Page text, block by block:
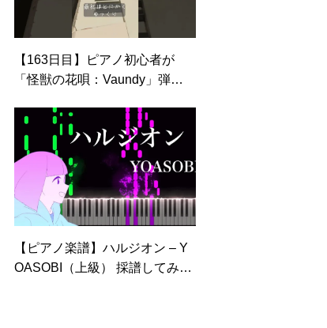
【163日目】ピアノ初心者が
「怪獣の花唄：Vaundy」弾け
【ピアノ楽譜】ハルジオン – Y
OASOBI（上級） 採譜してみた